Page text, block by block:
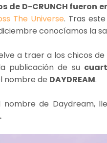
de D-CRUNCH fueron
The Universe. Tras
conocíamos la
a traer a los chicos
publicación de su
nombre de DAYDREAM.
nombre de Daydream,